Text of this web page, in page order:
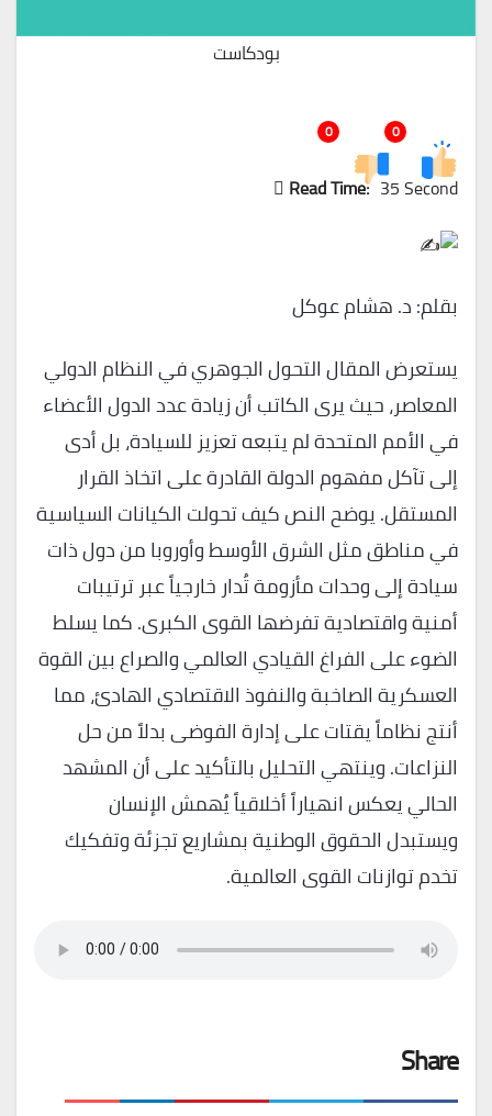
بودكاست
0
0
Read Time: 35 Second
بقلم: د. هشام عوكل
يستعرض المقال التحول الجوهري في النظام الدولي
المعاصر، حيث يرى الكاتب أن زيادة عدد الدول الأعضاء
في الأمم المتحدة لم يتبعه تعزيز للسيادة، بل أدى
إلى تآكل مفهوم الدولة القادرة على اتخاذ القرار
المستقل. يوضح النص كيف تحولت الكيانات السياسية
في مناطق مثل الشرق الأوسط وأوروبا من دول ذات
سيادة إلى وحدات مأزومة تُدار خارجياً عبر ترتيبات
أمنية واقتصادية تفرضها القوى الكبرى. كما يسلط
الضوء على الفراغ القيادي العالمي والصراع بين القوة
العسكرية الصاخبة والنفوذ الاقتصادي الهادئ، مما
أنتج نظاماً يقتات على إدارة الفوضى بدلاً من حل
النزاعات. وينتهي التحليل بالتأكيد على أن المشهد
الحالي يعكس انهياراً أخلاقياً يُهمش الإنسان
ويستبدل الحقوق الوطنية بمشاريع تجزئة وتفكيك
تخدم توازنات القوى العالمية.
Share